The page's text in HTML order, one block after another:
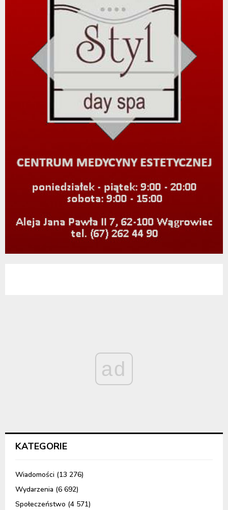
ad
KATEGORIE
Wiadomości (13 276)
Wydarzenia (6 692)
Społeczeństwo (4 571)